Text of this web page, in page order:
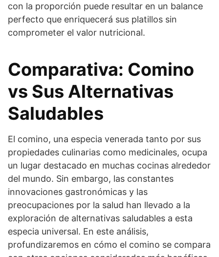
con la proporción puede resultar en un balance
perfecto que enriquecerá sus platillos sin
comprometer el valor nutricional.
Comparativa: Comino
vs Sus Alternativas
Saludables
El comino, una especia venerada tanto por sus
propiedades culinarias como medicinales, ocupa
un lugar destacado en muchas cocinas alrededor
del mundo. Sin embargo, las constantes
innovaciones gastronómicas y las
preocupaciones por la salud han llevado a la
exploración de alternativas saludables a esta
especia universal. En este análisis,
profundizaremos en cómo el comino se compara